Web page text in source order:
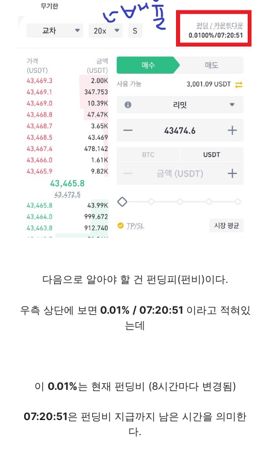
다음으로 알아야 할 건 펀딩피(펀비)이다.
우측 상단에 보면 0.01% / 07:20:51 이라고 적혀있
는데
이 0.01%는 현재 펀딩비 (8시간마다 변경됨)
07:20:51은 펀딩비 지급까지 남은 시간을 의미한
다.